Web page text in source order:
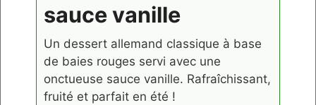
sauce vanille
Un dessert allemand classique à base
de baies rouges servi avec une
onctueuse sauce vanille. Rafraîchissant,
fruité et parfait en été !